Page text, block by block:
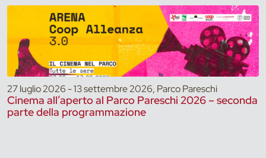
27 luglio 2026 - 13 settembre 2026, Parco Pareschi
Cinema all’aperto al Parco Pareschi 2026 – seconda
parte della programmazione